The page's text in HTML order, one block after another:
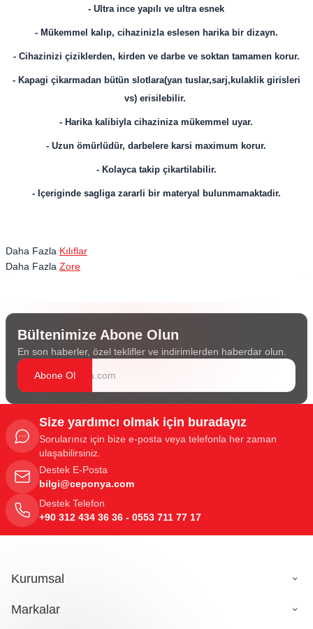
- Ultra ince yapılı ve ultra esnek
- Mükemmel kalıp, cihazinizla eslesen harika bir dizayn.
- Cihazinizi çiziklerden, kirden ve darbe ve soktan tamamen korur.
- Kapagi çikarmadan bütün slotlara(yan tuslar,sarj,kulaklik girisleri
vs) erisilebilir.
- Harika kalibiyla cihaziniza mükemmel uyar.
- Uzun ömürlüdür, darbelere karsi maximum korur.
- Kolayca takip çikartilabilir.
- Içeriginde sagliga zararli bir materyal bulunmamaktadir.
Daha Fazla Kılıflar
Daha Fazla Zore
Bültenimize Abone Olun
En son haberler, özel teklifler ve indirimlerden haberdar olun.
Abone Ol
Size yardımcı olmak için buradayız
Sorularınız için bize e-posta veya telefonla her zaman
ulaşabilirsiniz.
Destek E-Posta
bilgi@ceponya.com
Destek Telefon
+90 312 434 36 36 - 0553 711 77 17
Kurumsal
Markalar